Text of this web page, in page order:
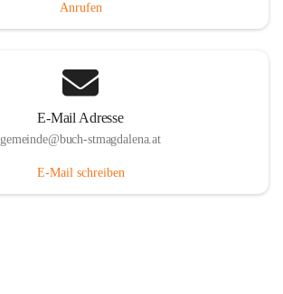
Anrufen
E-Mail Adresse
gemeinde@buch-stmagdalena.at
E-Mail schreiben